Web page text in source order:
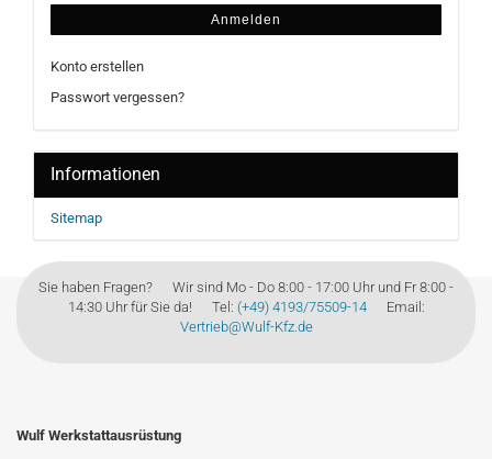
Anmelden
Konto erstellen
Passwort vergessen?
Informationen
Sitemap
Sie haben Fragen? Wir sind Mo - Do 8:00 - 17:00 Uhr und Fr 8:00 -
14:30 Uhr für Sie da! Tel: (+49) 4193/75509-14Email:
Vertrieb@Wulf-Kfz.de
Wulf Werkstattausrüstung